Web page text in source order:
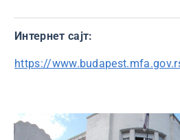
Интернет сајт:
https://